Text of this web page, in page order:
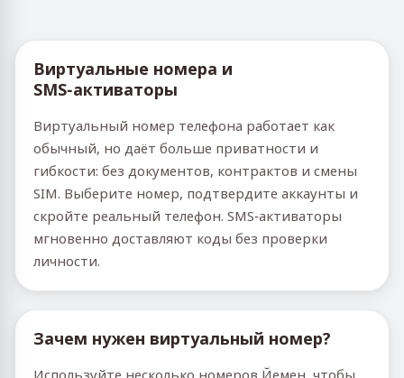
Виртуальные номера и
SMS‑активаторы
Виртуальный номер телефона работает как
обычный, но даёт больше приватности и
гибкости: без документов, контрактов и смены
SIM. Выберите номер, подтвердите аккаунты и
скройте реальный телефон. SMS‑активаторы
мгновенно доставляют коды без проверки
личности.
Зачем нужен виртуальный номер?
Используйте несколько номеров Йемен, чтобы